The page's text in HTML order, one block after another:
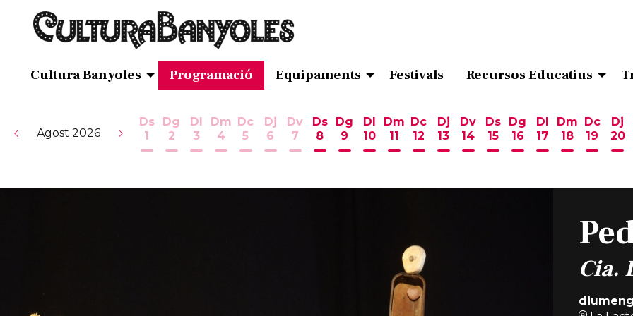
Cultura Banyoles Programació Equipaments Festivals Recursos Educatius
Agost 2026
Ds
1
Dissabte 1 d'agost
Dg
2
Diumenge 2 d'agost
Dl
3
Dilluns 3 d'agost
Dm
4
Dimarts 4 d'agost
Dc
5
Dimecres 5 d'agost
Dj
6
Dijous 6 d'agost
Dv
7
Divendres 7 d'agost
Ds
8
Dissabte 8 d'agost
Dg
9
Diumenge 9 d'agost
Dl
10
Dilluns 10 d'agost
Dm
11
Dimarts 11 d'agost
Dc
12
Dimecres 12 d'agost
Dj
13
Dijous 13 d'agost
Dv
14
Divendres 14 d'agost
Ds
15
Dissabte 15 d'agost
Dg
16
Diumenge 16
Dl
17
Dilluns 17
Dm
18
Dimarts 18
Dc
19
Dj
20
Cia.